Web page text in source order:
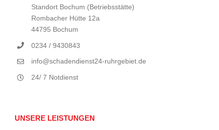
Standort Bochum (Betriebsstätte)
Rombacher Hütte 12a
44795 Bochum
0234 / 9430843
info@schadendienst24-ruhrgebiet.de
24/ 7 Notdienst
UNSERE LEISTUNGEN